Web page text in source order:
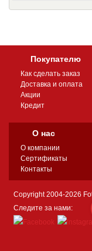
Покупателю
Как сделать заказ
Доставка и оплата
Акции
Кредит
О нас
О компании
Сертификаты
Контакты
Copyright 2004-2026
Следите за нами: